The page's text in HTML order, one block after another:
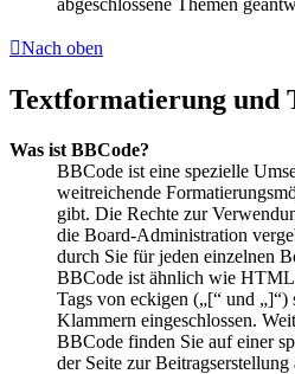
Nach oben
Textformatierung und
Was ist BBCode?
BBCode ist eine spezielle
weitreichende
gibt. Die Rechte zur
die Board-Administration
durch Sie für jeden einzelnen
BBCode ist ähnlich wie HTML
Tags von eckigen („[“ und „]“)
Klammern eingeschlossen.
BBCode finden Sie auf einer
der Seite zur